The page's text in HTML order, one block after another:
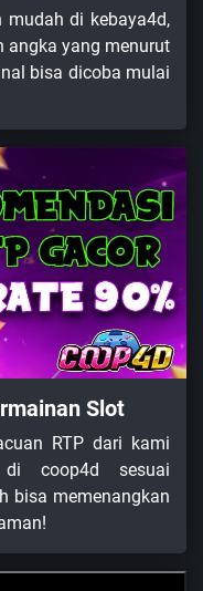
mudah di kebaya4d,
angka yang menurut
bisa dicoba mulai
Slot
RTP dari kami
di coop4d sesuai
bisa memenangkan